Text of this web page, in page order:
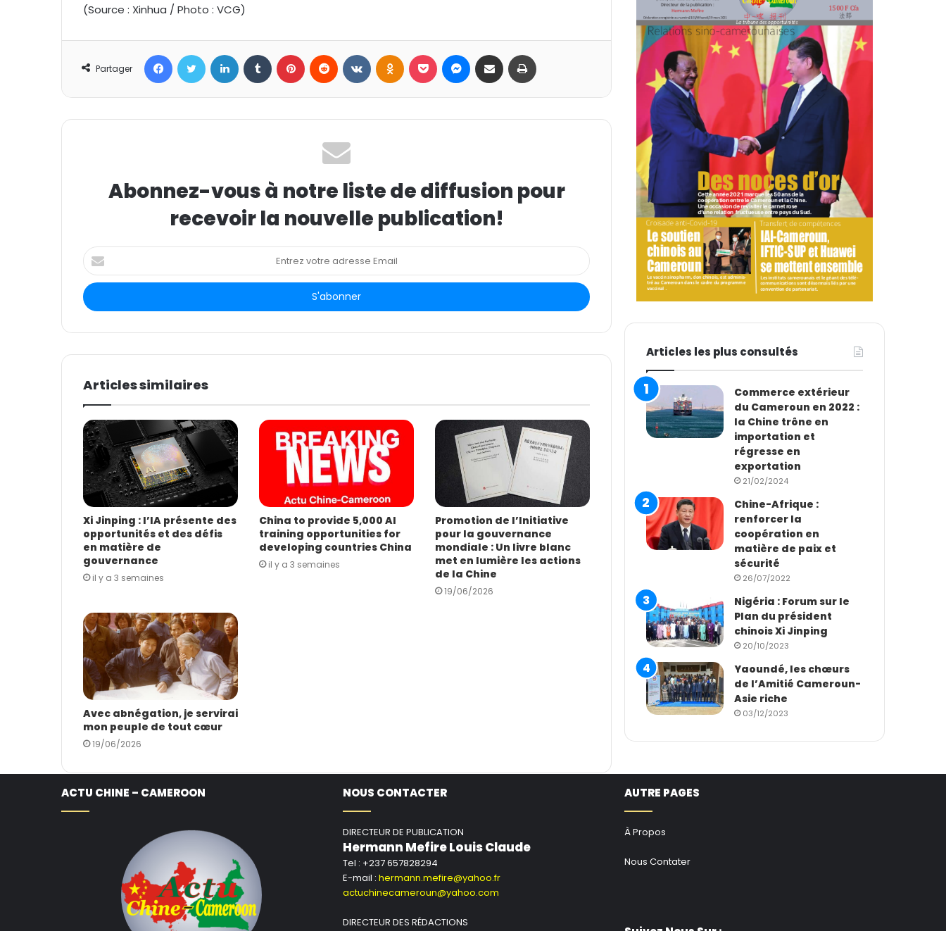
(Source : Xinhua / Photo : VCG)
Partager
Abonnez-vous à notre liste de diffusion pour
recevoir la nouvelle publication!
E
n
r
e
o
r
e
d
r
e
s
s
e
E
m
a
i
l
Articles similaires
Xi Jinping : l’IA présente des
opportunités et des défis
en matière de
gouvernance
il y a 3 semaines
China to provide 5,000 AI
training opportunities for
developing countries China
il y a 3 semaines
Promotion de l’Initiative
pour la gouvernance
mondiale : Un livre blanc
met en lumière les actions
de la Chine
19/06/2026
Avec abnégation, je servirai
mon peuple de tout cœur
19/06/2026
Articles les plus consultés
Commerce extérieur
du Cameroun en 2022 :
la Chine trône en
importation et
régresse en
exportation
21/02/2024
Chine-Afrique :
renforcer la
coopération en
matière de paix et
sécurité
26/07/2022
Nigéria : Forum sur le
Plan du président
chinois Xi Jinping
20/10/2023
Yaoundé, les chœurs
de l’Amitié Cameroun-
Asie riche
03/12/2023
ACTU CHINE – CAMEROON NOUS CONTACTER
DIRECTEUR DE PUBLICATION
Hermann Mefire Louis Claude
Tel : +237 657828294
E-mail : hermann.mefire@yahoo.fr
actuchinecameroun@yahoo.com
DIRECTEUR DES RÉDACTIONS
AUTRE PAGES
À Propos
Nous Contater